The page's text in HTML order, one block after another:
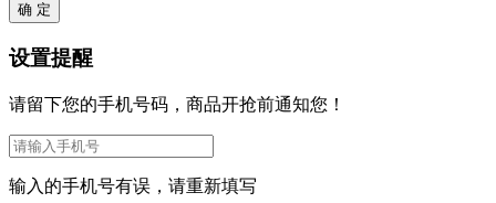
确 定
设置提醒
请留下您的手机号码，商品开抢前通知您！
输入的手机号有误，请重新填写